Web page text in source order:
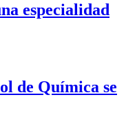
especialidad
de Química se